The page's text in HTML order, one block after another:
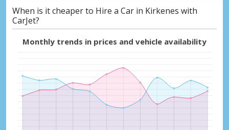
When is it cheaper to Hire a Car in Kirkenes with
CarJet?
Monthly trends in prices and vehicle availability